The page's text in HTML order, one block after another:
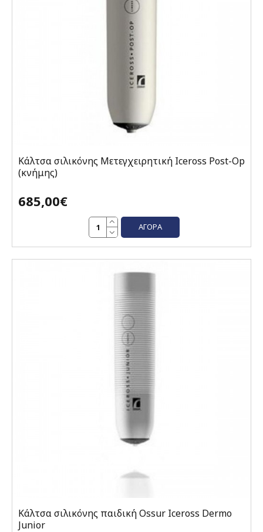
Κάλτσα σιλικόνης Μετεγχειρητική Iceross Post-Op
(κνήμης)
685,00€
ΑΓΟΡΆ
Κάλτσα σιλικόνης παιδική Ossur Iceross Dermo
Junior